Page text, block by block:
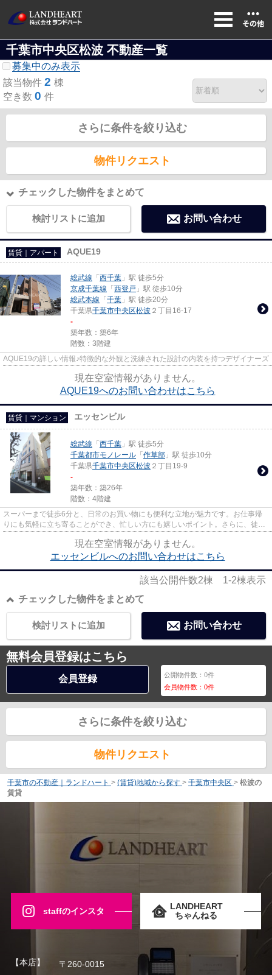
千葉市中央区松波 不動産一覧
募集中のみ表示
該当物件 2 棟
空き数 0 件
さらに条件を絞り込む
物件リクエスト
チェックした物件をまとめて
検討リストに追加 お問い合わせ
賃貸｜アパート AQUE19
総武線 「 西千葉 」駅 徒歩5分
京成千葉線 「 西登戸 」駅 徒歩10分
総武本線 「 千葉 」駅 徒歩20分
千葉県千葉市中央区松波 ２丁目16-17
-
築年数：築6年
階数：3階建
AQUE19の詳しい情報♪特徴的な外観と洗練された設計の内装を持つデザイナーズ
現在空室情報がありません。
AQUE19へのお問い合わせはこちら
賃貸｜マンション エッセンビル
総武線 「 西千葉 」駅 徒歩5分
千葉都市モノレール 「 作草部 」駅 徒歩10分
千葉県千葉市中央区松波 ２丁目19-9
-
築年数：築26年
階数：4階建
スーパーまで徒歩6分と、日常のお買い物にも便利な立地が魅力です。お仕事帰
りにも気軽に立ち寄ることができ、忙しい方にも嬉しいポイント。さらに、徒歩
現在空室情報がありません。
エッセンビルへのお問い合わせはこちら
該当公開件数2棟 1-2棟表示
チェックした物件をまとめて
お問い合わせ
検討リストに追加
無料会員登録はこちら
会員登録 公開物件数：0件
会員物件数：0件
さらに条件を絞り込む
物件リクエスト
千葉市の不動産｜ランドハート > (賃貸)地域から探す > 千葉市中央区 > 松波の
賃貸
staffのインスタ
LANDHEART
ちゃんねる
【本店】
〒260-0015